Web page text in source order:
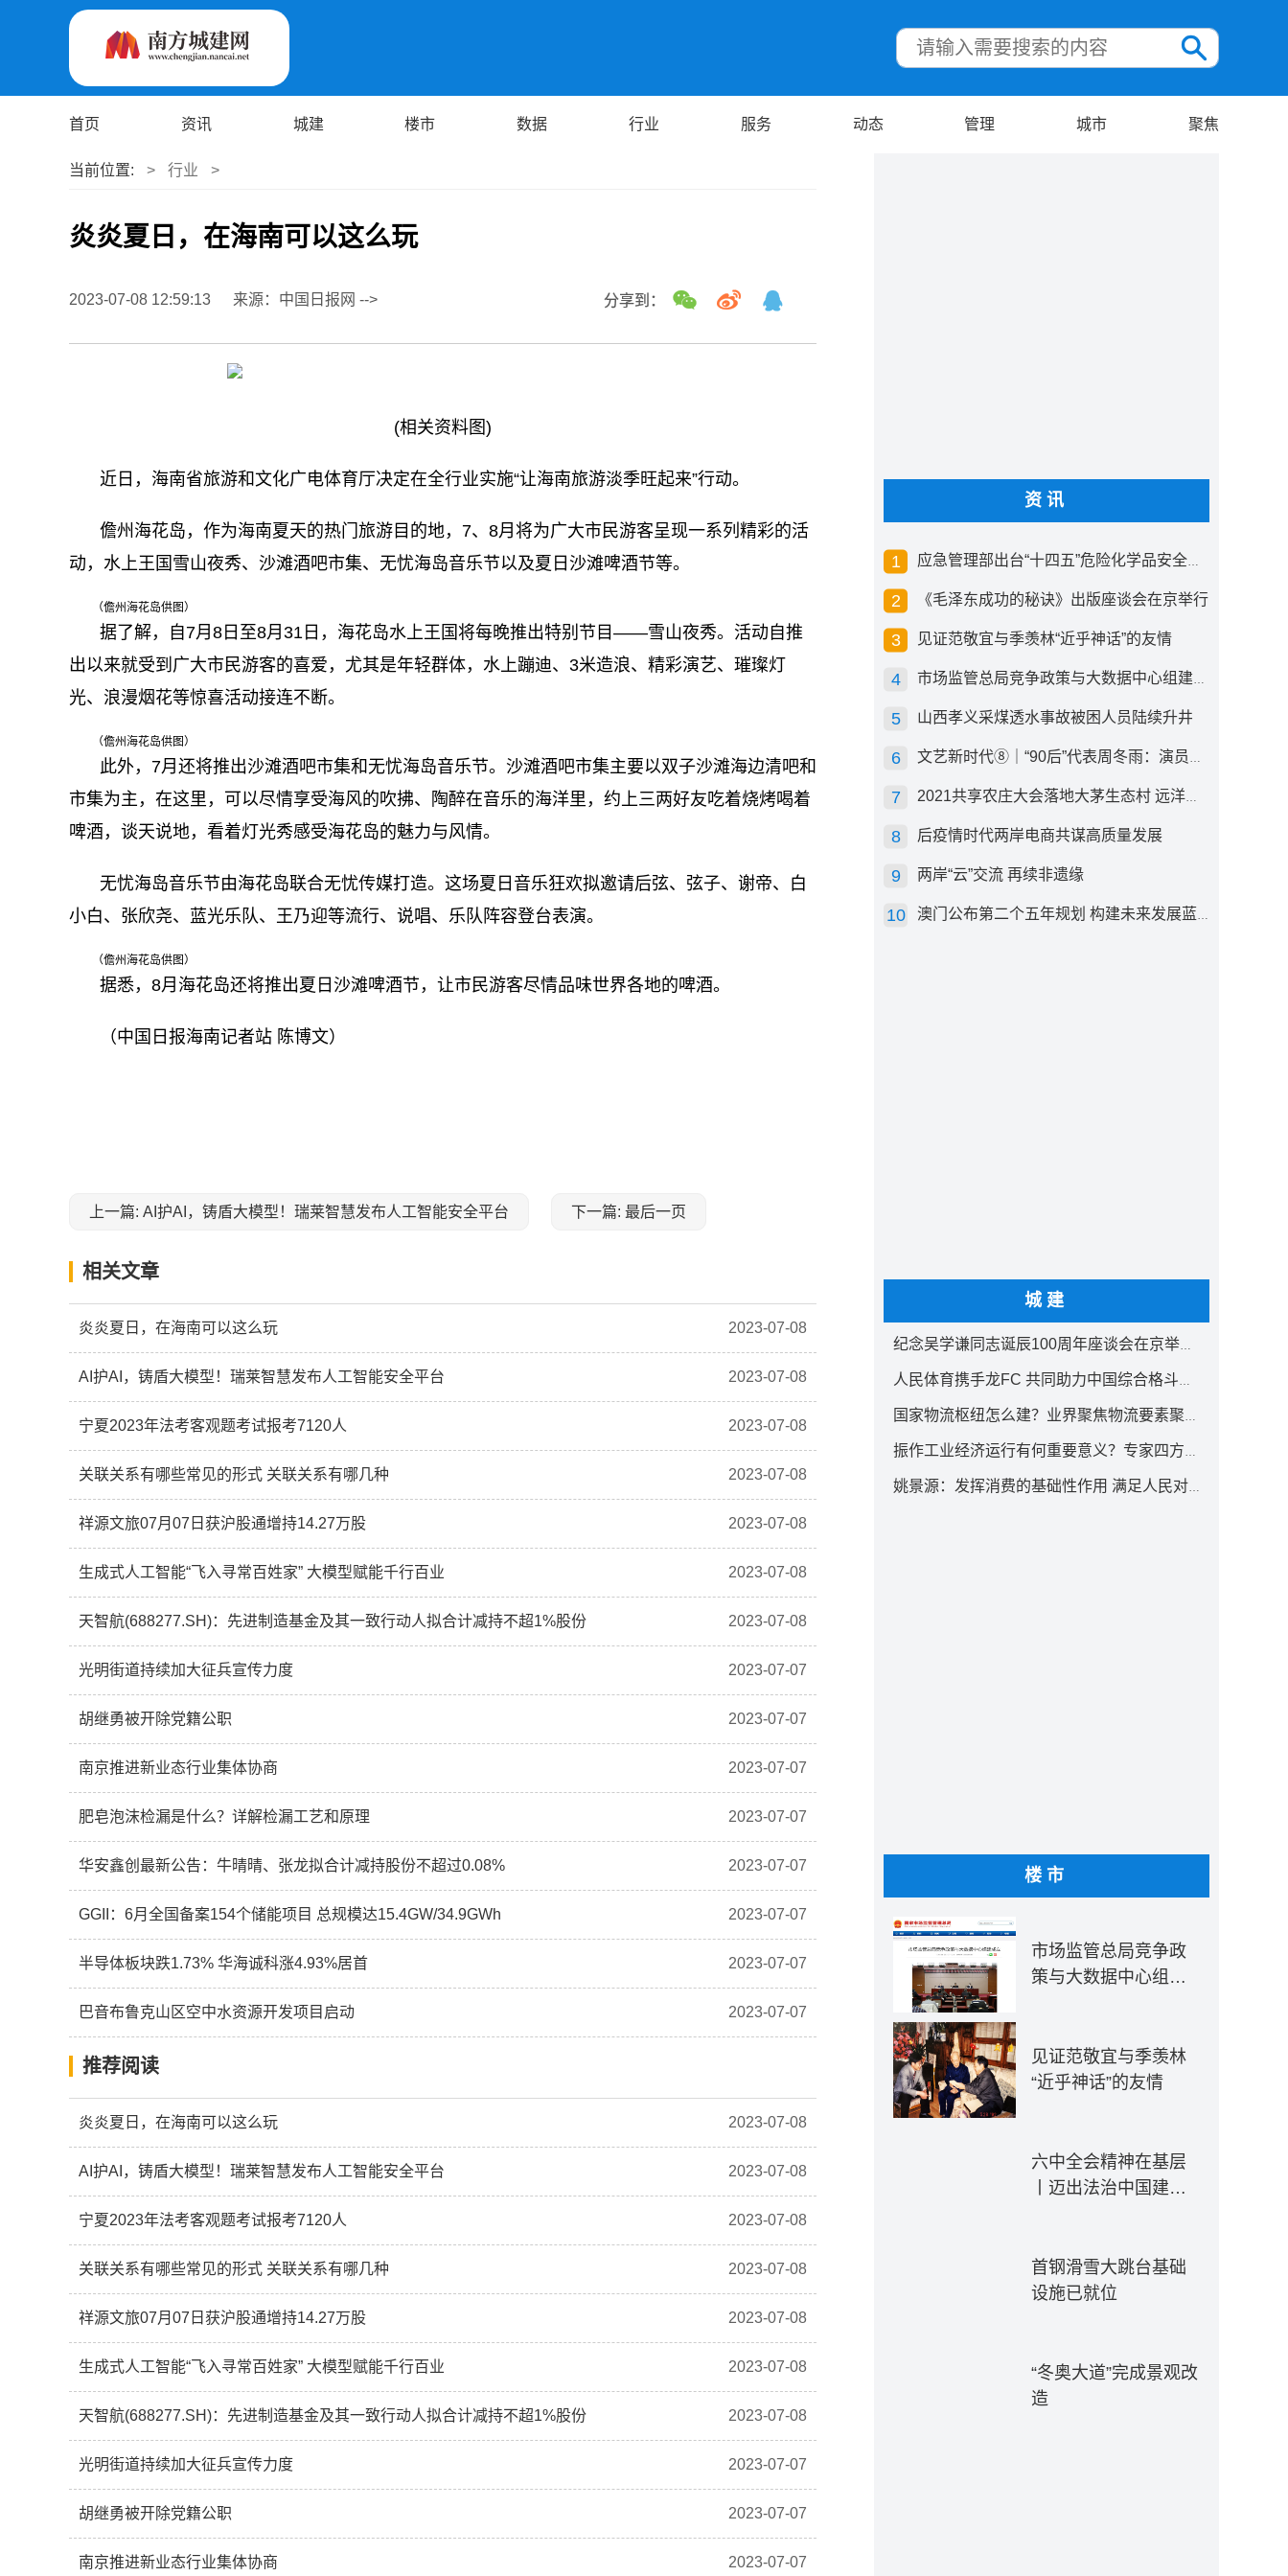
首页 资讯 城建 楼市 数据 行业 服务 动态 管理 城市 聚焦
当前位置: > 行业 >
炎炎夏日，在海南可以这么玩
2023-07-08 12:59:13 来源：中国日报网 --> 分享到：
(相关资料图)
近日，海南省旅游和文化广电体育厅决定在全行业实施“让海南旅游淡季旺起来”行动。
儋州海花岛，作为海南夏天的热门旅游目的地，7、8月将为广大市民游客呈现一系列精彩的活
动，水上王国雪山夜秀、沙滩酒吧市集、无忧海岛音乐节以及夏日沙滩啤酒节等。
（儋州海花岛供图）
据了解，自7月8日至8月31日，海花岛水上王国将每晚推出特别节目——雪山夜秀。活动自推
出以来就受到广大市民游客的喜爱，尤其是年轻群体，水上蹦迪、3米造浪、精彩演艺、璀璨灯
光、浪漫烟花等惊喜活动接连不断。
（儋州海花岛供图）
此外，7月还将推出沙滩酒吧市集和无忧海岛音乐节。沙滩酒吧市集主要以双子沙滩海边清吧和
市集为主，在这里，可以尽情享受海风的吹拂、陶醉在音乐的海洋里，约上三两好友吃着烧烤喝着
啤酒，谈天说地，看着灯光秀感受海花岛的魅力与风情。
无忧海岛音乐节由海花岛联合无忧传媒打造。这场夏日音乐狂欢拟邀请后弦、弦子、谢帝、白
小白、张欣尧、蓝光乐队、王乃迎等流行、说唱、乐队阵容登台表演。
（儋州海花岛供图）
据悉，8月海花岛还将推出夏日沙滩啤酒节，让市民游客尽情品味世界各地的啤酒。
（中国日报海南记者站 陈博文）
上一篇: AI护AI，铸盾大模型！瑞莱智慧发布人工智能安全平台 下一篇: 最后一页
相关文章
炎炎夏日，在海南可以这么玩 2023-07-08
AI护AI，铸盾大模型！瑞莱智慧发布人工智能安全平台 2023-07-08
宁夏2023年法考客观题考试报考7120人 2023-07-08
关联关系有哪些常见的形式 关联关系有哪几种 2023-07-08
祥源文旅07月07日获沪股通增持14.27万股 2023-07-08
生成式人工智能“飞入寻常百姓家” 大模型赋能千行百业 2023-07-08
天智航(688277.SH)：先进制造基金及其一致行动人拟合计减持不超1%股份 2023-07-08
光明街道持续加大征兵宣传力度 2023-07-07
胡继勇被开除党籍公职 2023-07-07
南京推进新业态行业集体协商 2023-07-07
肥皂泡沫检漏是什么？详解检漏工艺和原理 2023-07-07
华安鑫创最新公告：牛晴晴、张龙拟合计减持股份不超过0.08% 2023-07-07
GGII：6月全国备案154个储能项目 总规模达15.4GW/34.9GWh 2023-07-07
半导体板块跌1.73% 华海诚科涨4.93%居首 2023-07-07
巴音布鲁克山区空中水资源开发项目启动 2023-07-07
推荐阅读
炎炎夏日，在海南可以这么玩 2023-07-08
AI护AI，铸盾大模型！瑞莱智慧发布人工智能安全平台 2023-07-08
宁夏2023年法考客观题考试报考7120人 2023-07-08
关联关系有哪些常见的形式 关联关系有哪几种 2023-07-08
祥源文旅07月07日获沪股通增持14.27万股 2023-07-08
生成式人工智能“飞入寻常百姓家” 大模型赋能千行百业 2023-07-08
天智航(688277.SH)：先进制造基金及其一致行动人拟合计减持不超1%股份 2023-07-08
光明街道持续加大征兵宣传力度 2023-07-07
胡继勇被开除党籍公职 2023-07-07
南京推进新业态行业集体协商 2023-07-07
资讯
应急管理部出台“十四五”危险化学品安全生产规划方案
《毛泽东成功的秘诀》出版座谈会在京举行
见证范敬宜与季羡林“近乎神话”的友情
市场监管总局竞争政策与大数据中心组建成立
山西孝义采煤透水事故被困人员陆续升井
文艺新时代⑧｜“90后”代表周冬雨：演员心里有底，得靠体验生活
2021共享农庄大会落地大茅生态村 远洋集团打造“乡村振兴”样板
后疫情时代两岸电商共谋高质量发展
两岸“云”交流 再续非遗缘
澳门公布第二个五年规划 构建未来发展蓝图
城建
纪念吴学谦同志诞辰100周年座谈会在京举行 汪洋出席
人民体育携手龙FC 共同助力中国综合格斗事业发展
国家物流枢纽怎么建？业界聚焦物流要素聚集方式创新
振作工业经济运行有何重要意义？专家四方面权威解读
姚景源：发挥消费的基础性作用 满足人民对美好生活向往
楼市
市场监管总局竞争政
策与大数据中心组建
见证范敬宜与季羡林
“近乎神话”的友情
六中全会精神在基层
丨迈出法治中国建设
推动全面依法治国新
实践
首钢滑雪大跳台基础
设施已就位
“冬奥大道”完成景观改
造